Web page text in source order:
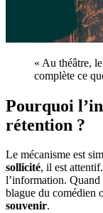
« Au théâtre,
complète ce
Pourquoi
rétention ?
Le mécanisme est
sollicité, il est
l’information.
blague du comédien
souvenir.